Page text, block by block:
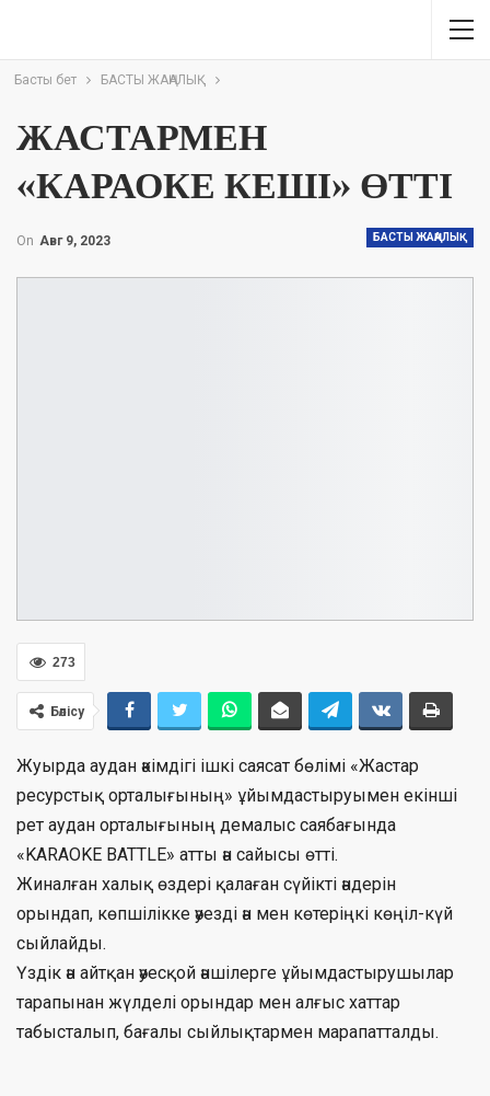
Басты бет БАСТЫ ЖАҢАЛЫҚ
ЖАСТАРМЕН
«КАРАОКЕ КЕШІ» ӨТТІ
БАСТЫ ЖАҢАЛЫҚ
On Авг 9, 2023
273
Бөлісу
Жуырда аудан әкімдігі ішкі саясат бөлімі «Жастар
ресурстық орталығының» ұйымдастыруымен екінші
рет аудан орталығының демалыс саябағында
«KARAOKE BATTLE» атты ән сайысы өтті.
Жиналған халық өздері қалаған сүйікті әндерін
орындап, көпшілікке әуезді ән мен көтеріңкі көңіл-күй
сыйлайды.
Үздік ән айтқан әуесқой әншілерге ұйымдастырушылар
тарапынан жүлделі орындар мен алғыс хаттар
табысталып, бағалы сыйлықтармен марапатталды.